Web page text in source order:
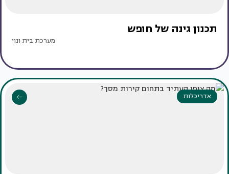
תכנון גינה של חופש
מערכת בית ונוי
אדריכלות